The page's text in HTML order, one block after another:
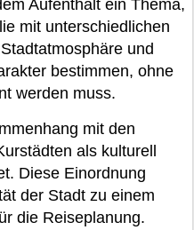
Aufenthalt ein Thema,
mit unterschiedlichen
und
bestimmen, ohne
werden muss.
mit den
als kulturell
Diese Einordnung
der Stadt zu einem
die Reiseplanung.